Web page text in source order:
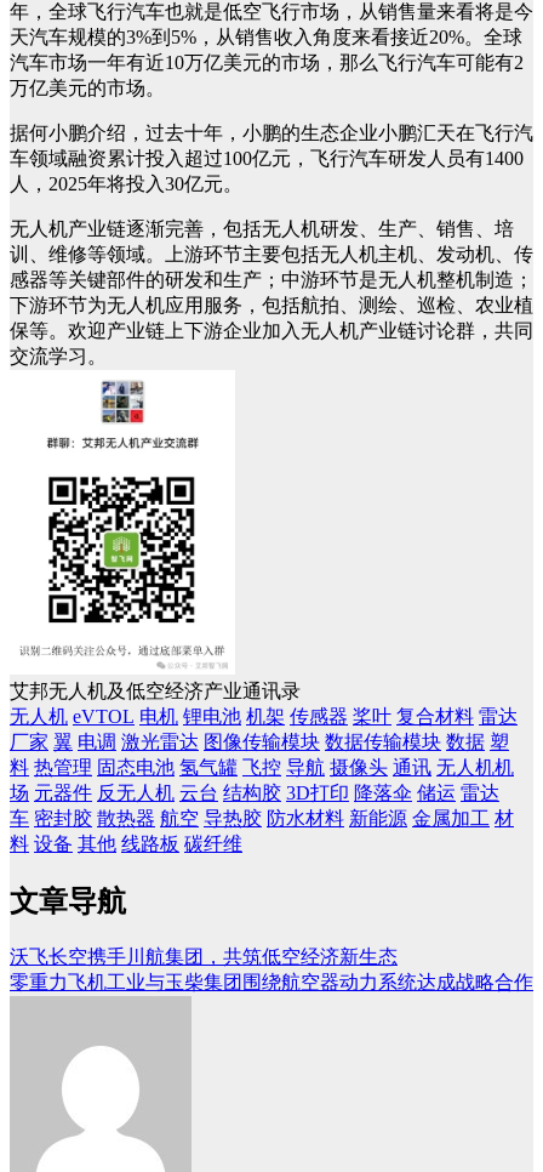
年，全球飞行汽车也就是低空飞行市场，从销售量来看将是今
天汽车规模的3%到5%，从销售收入角度来看接近20%。全球
汽车市场一年有近10万亿美元的市场，那么飞行汽车可能有2
万亿美元的市场。
据何小鹏介绍，过去十年，小鹏的生态企业小鹏汇天在飞行汽
车领域融资累计投入超过100亿元，飞行汽车研发人员有1400
人，2025年将投入30亿元。
无人机产业链逐渐完善，包括无人机研发、生产、销售、培
训、维修等领域。上游环节主要包括无人机主机、发动机、传
感器等关键部件的研发和生产；中游环节是无人机整机制造；
下游环节为无人机应用服务，包括航拍、测绘、巡检、农业植
保等。欢迎产业链上下游企业加入无人机产业链讨论群，共同
交流学习。
艾邦无人机及低空经济产业通讯录
无人机 eVTOL 电机 锂电池 机架 传感器 桨叶 复合材料 雷达
厂家 翼 电调 激光雷达 图像传输模块 数据传输模块 数据 塑
料 热管理 固态电池 氢气罐 飞控 导航 摄像头 通讯 无人机机
场 元器件 反无人机 云台 结构胶 3D打印 降落伞 储运 雷达
车 密封胶 散热器 航空 导热胶 防水材料 新能源 金属加工 材
料 设备 其他 线路板 碳纤维
文章导航
沃飞长空携手川航集团，共筑低空经济新生态
零重力飞机工业与玉柴集团围绕航空器动力系统达成战略合作